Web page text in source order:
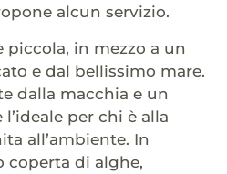
alcun servizio.
piccola, in mezzo a un
e dal bellissimo mare.
dalla macchia e un
per chi è alla
all’ambiente. In
coperta di alghe,